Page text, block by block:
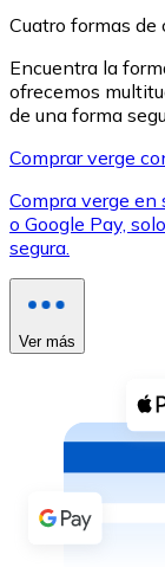
XRP
XRP
Ver todo
Compra
Comprar
Cuatro formas
Encuentra la
ofrecemos
de una forma
Comprar verge
Compra verge en
o Google Pay,
segura.
Ver más